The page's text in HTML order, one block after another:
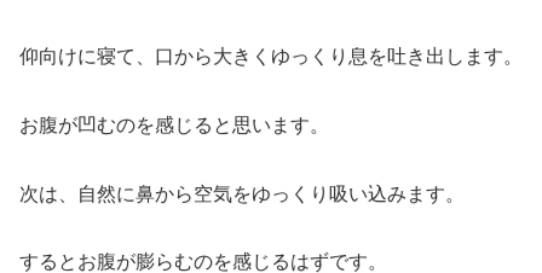
仰向けに寝て、口から大きくゆっくり息を吐き出します。
お腹が凹むのを感じると思います。
次は、自然に鼻から空気をゆっくり吸い込みます。
するとお腹が膨らむのを感じるはずです。